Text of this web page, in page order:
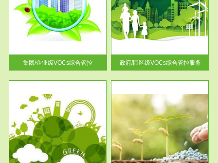
集团/企业级VOCs综合管控
政府/园区级VOCs综合管控服务
根据《石化行业挥发性有机物综
合整治方案》文件要求，到2017
年，全...
政府/园区级VOCs综合管控服务
服务范围
土壤修复